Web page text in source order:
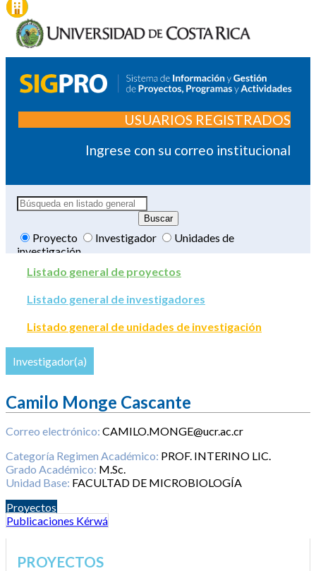
USUARIOS REGISTRADOS
Ingrese con su correo institucional
Proyecto Investigador
Unidades de
investigación
Listado general de proyectos
Listado general de investigadores
Listado general de unidades de investigación
Investigador(a)
Camilo Monge Cascante
Correo electrónico: CAMILO.MONGE@ucr.ac.cr
Categoría Regimen Académico: PROF. INTERINO LIC.
Grado Académico: M.Sc.
Unidad Base: FACULTAD DE MICROBIOLOGÍA
Proyectos
Publicaciones Kérwá
PROYECTOS